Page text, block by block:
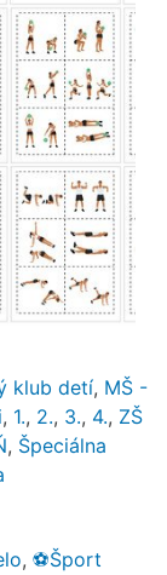
klub detí, MŠ -
, 1., 2., 3., 4., ZŠ
, Špeciálna
, ⚽Šport